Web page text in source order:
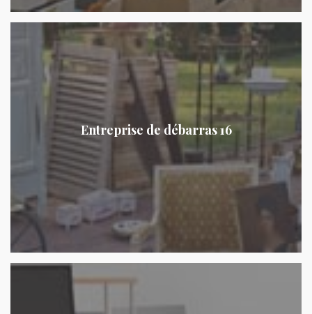
Entreprise de débarras 16